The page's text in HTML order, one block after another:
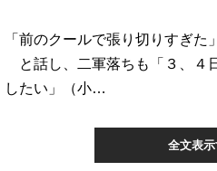
「前のクールで張り切りすぎた」
と話し、二軍落ちも「３、４
したい」（小…
全文表示